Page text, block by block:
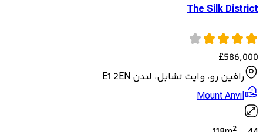
The Silk District
£586,000
رافين رو، وايت تشابل، لندن E1 2EN
Mount Anvil
2